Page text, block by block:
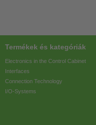
Termékek és kategóriák
Electronics in the Control Cabinet
Interfaces
Connection Technology
I/O-Systems